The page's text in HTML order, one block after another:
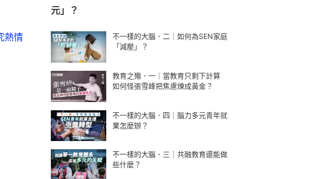
熱情
元」？
不一樣的大腦．二｜如何為SEN家庭
「減壓」？
教育之殤．一｜當教育只剩下計算
如何怪張雪峰把焦慮煉成黃金？
不一樣的大腦．四｜腦力多元青年就
業怎麼辦？
不一樣的大腦．三｜共融教育還能做
些什麼？